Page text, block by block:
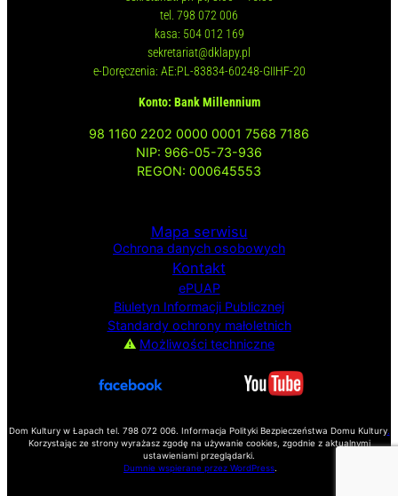
tel. 798 072 006
kasa: 504 012 169
sekretariat@dklapy.pl
e-Doręczenia: AE:PL-83834-60248-GIIHF-20
Konto: Bank Millennium
98 1160 2202 0000 0001 7568 7186
NIP: 966-05-73-936
REGON: 000645553
Mapa serwisu
Ochrona danych osobowych
Kontakt
ePUAP
Biuletyn Informacji Publicznej
Standardy ochrony małoletnich
⚠ Możliwości techniczne
Dom Kultury w Łapach tel. 798 072 006. Informacja Polityki Bezpieczeństwa Domu Kultury.
Korzystając ze strony wyrażasz zgodę na używanie cookies, zgodnie z aktualnymi
ustawieniami przeglądarki.
Dumnie wspierane przez WordPress